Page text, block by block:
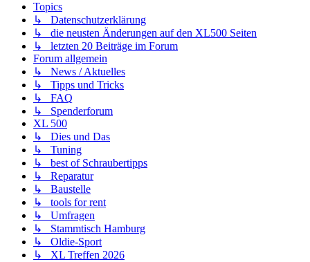
Topics
↳ Datenschutzerklärung
↳ die neusten Änderungen auf den XL500 Seiten
↳ letzten 20 Beiträge im Forum
Forum allgemein
↳ News / Aktuelles
↳ Tipps und Tricks
↳ FAQ
↳ Spenderforum
XL 500
↳ Dies und Das
↳ Tuning
↳ best of Schraubertipps
↳ Reparatur
↳ Baustelle
↳ tools for rent
↳ Umfragen
↳ Stammtisch Hamburg
↳ Oldie-Sport
↳ XL Treffen 2026